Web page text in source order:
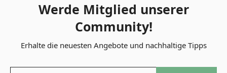
Werde Mitglied unserer
Community!
Erhalte die neuesten Angebote und nachhaltige Tipps